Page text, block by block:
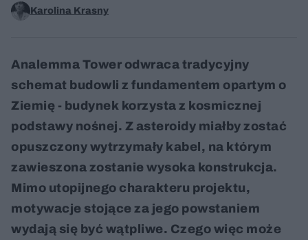
Karolina Krasny
Analemma Tower odwraca tradycyjny
schemat budowli z fundamentem opartym o
Ziemię - budynek korzysta z kosmicznej
podstawy nośnej. Z asteroidy miałby zostać
opuszczony wytrzymały kabel, na którym
zawieszona zostanie wysoka konstrukcja.
Mimo utopijnego charakteru projektu,
motywacje stojące za jego powstaniem
wydają się być wątpliwe. Czego więc może